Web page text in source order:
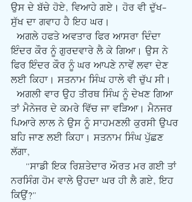
ਉਸ ਦੇ ਬੱਚੇ ਹੋਏ, ਵਿਆਹੇ ਗਏ। ਹੋਰ ਵੀ ਦੁੱਖ-
ਸੁੱਖ ਦਾ ਗਵਾਹ ਹੈ ਇਹ ਘਰ।
ਇੰਦਰ ਕੌਰ ਨੂੰ ਗੁਰਦਵਾਰੇ ਲੈ ਕੇ ਗਿਆ। ਉਸ ਨੇ
ਫਿਰ ਇੰਦਰ ਕੌਰ ਨੂੰ ਘਰ ਆਪਣੇ ਨਾਵੇਂ ਲਵਾ ਦੇਣ
ਲਈ ਕਿਹਾ। ਸਤਨਾਮ ਸਿੰਘ ਹਾਲੇ ਵੀ ਚੁੱਪ ਸੀ।
ਤਾਂ ਮੈਨੇਜਰ ਦੇ ਕਮਰੇ ਵਿੱਚ ਜਾ ਵੜਿਆ। ਮੈਨਜਰ
ਪਿਆਰੇ ਲਾਲ ਨੇ ਉਸ ਨੂੰ ਸਾਹਮਣਲੀ ਕੁਰਸੀ ਉਪਰ
ਬਹਿ ਜਾਣ ਲਈ ਕਿਹਾ। ਸਤਨਾਮ ਸਿੰਘ ਪੁੱਛਣ
ਲੱਗਾ,
ਨਰਸਿੰਗ ਹੋਮ ਵਾਲੇ ਉਹਦਾ ਘਰ ਹੀ ਲੈ ਗਏ, ਇਹ
ਕਿਉਂ?"